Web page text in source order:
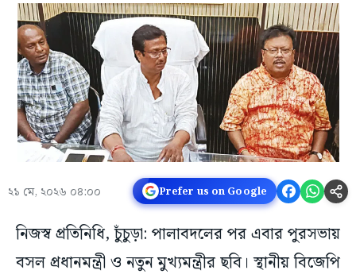
২১ মে, ২০২৬ ০৪:০০ Prefer us on Google
নিজস্ব প্রতিনিধি, চুঁচুড়া: পালাবদলের পর এবার পুরসভায়
বসল প্রধানমন্ত্রী ও নতুন মুখ্যমন্ত্রীর ছবি। স্থানীয় বিজেপি